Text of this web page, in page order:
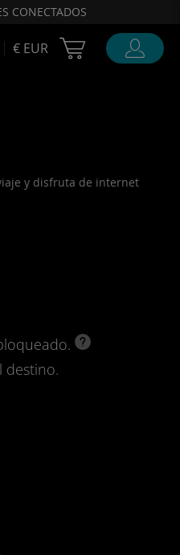
CONECTADOS
€ EUR Cart Ubigi
y disfruta de internet
destino.